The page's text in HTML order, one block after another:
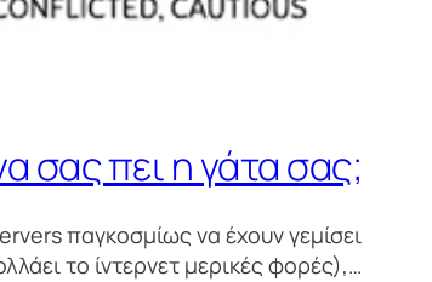
σας πει η γάτα σας;
παγκοσμίως να έχουν γεμίσει
το ίντερνετ μερικές φορές),…